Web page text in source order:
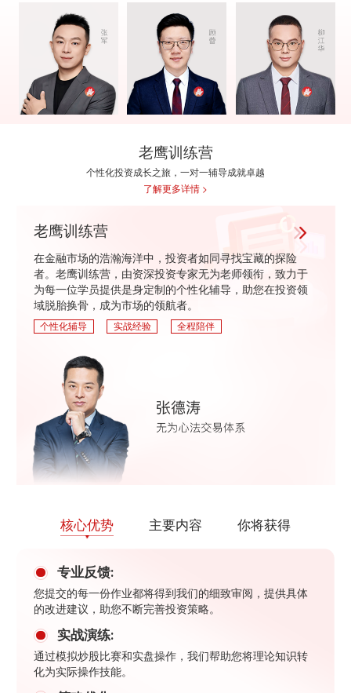
老鹰训练营
个性化投资成长之旅，一对一辅导成就卓越
了解更多详情 >
老鹰训练营
在金融市场的浩瀚海洋中，投资者如同寻找宝藏的探险
者。老鹰训练营，由资深投资专家无为老师领衔，致力于
为每一位学员提供是身定制的个性化辅导，助您在投资领
域脱胎换骨，成为市场的领航者。
个性化辅导 实战经验 全程陪伴
核心优势 主要内容 你将获得
专业反馈:
您提交的每一份作业都将得到我们的细致审阅，提供具体
的改进建议，助您不断完善投资策略。
实战演练:
通过模拟炒股比赛和实盘操作，我们帮助您将理论知识转
化为实际操作技能。